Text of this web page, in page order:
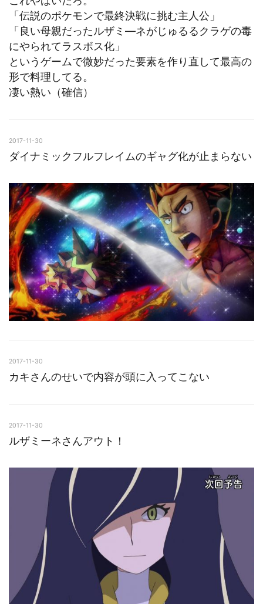
「伝説のポケモンで最終決戦に挑む主人公」
「良い母親だったルザミ―ネがじゅるるクラゲの毒
にやられてラスボス化」
というゲームで微妙だった要素を作り直して最高の
形で料理してる。
凄い熱い（確信）
2017-11-30
ダイナミックフルフレイムのギャグ化が止まらない
2017-11-30
カキさんのせいで内容が頭に入ってこない
2017-11-30
ルザミーネさんアウト！